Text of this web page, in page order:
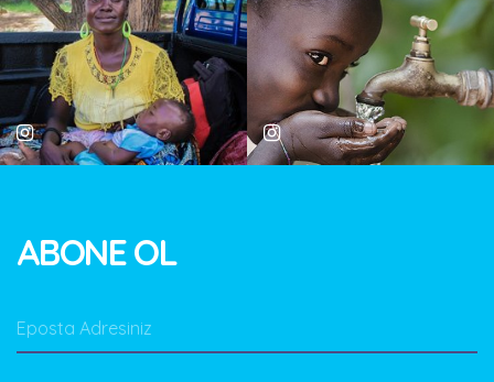
ABONE OL